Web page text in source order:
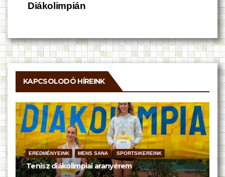
Diákolimpián
KAPCSOLODÓ HÍREINK
EREDMÉNYEINK MENS SANA SPORTSIKEREINK
Tenisz diákolimpiai aranyérem